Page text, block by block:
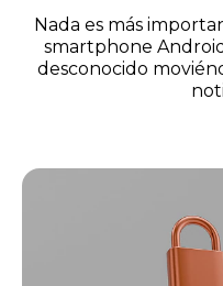
Nada es más
smartphone
desconocido